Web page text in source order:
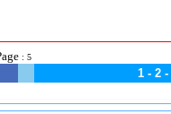
: 5
1 - 2-